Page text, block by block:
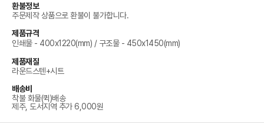
환불정보
주문제작 상품으로 환불이 불가합니다.
제품규격
인쇄물 - 400x1220(mm) / 구조물 - 450x1450(mm)
제품재질
라운드스텐+시트
배송비
착불 화물(퀵)배송
제주, 도서지역 추가 6,000원